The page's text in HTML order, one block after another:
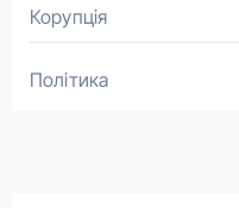
Корупція
Політика